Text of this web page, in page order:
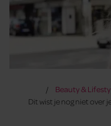
Beauty &
Dit wist je nog niet over